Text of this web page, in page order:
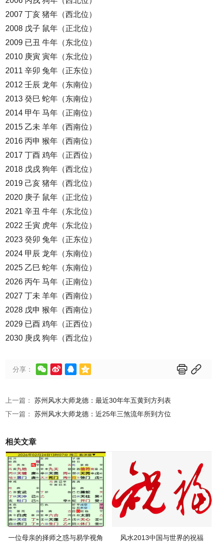
2007 丁亥 猪年（西北位）
2008 戊子 鼠年（正北位）
2009 已丑 牛年（东北位）
2010 庚寅 寅年（东北位）
2011 辛卯 兔年（正东位）
2012 壬辰 龙年（东南位）
2013 癸巳 蛇年（东南位）
2014 甲午 马年（正南位）
2015 乙未 羊年（西南位）
2016 丙申 猴年（西南位）
2017 丁酉 鸡年（正西位）
2018 戊戌 狗年（西北位）
2019 己亥 猪年（西北位）
2020 庚子 鼠年（正北位）
2021 辛丑 牛年（东北位）
2022 壬寅 虎年（东北位）
2023 癸卯 兔年（正东位）
2024 甲辰 龙年（东南位）
2025 乙巳 蛇年（东南位）
2026 丙午 马年（正南位）
2027 丁未 羊年（西南位）
2028 戊申 猴年（西南位）
2029 已酉 鸡年（正西位）
2030 庚戌 狗年（西北位）
分享：      
上一篇：苏州风水大师龙德：最近30年年五黄到方列表
下一篇：苏州风水大师龙德：近25年三煞流年所到方位
相关文章
一位母亲的择师之惑与易学视角 风水2013中国与世界的祝福